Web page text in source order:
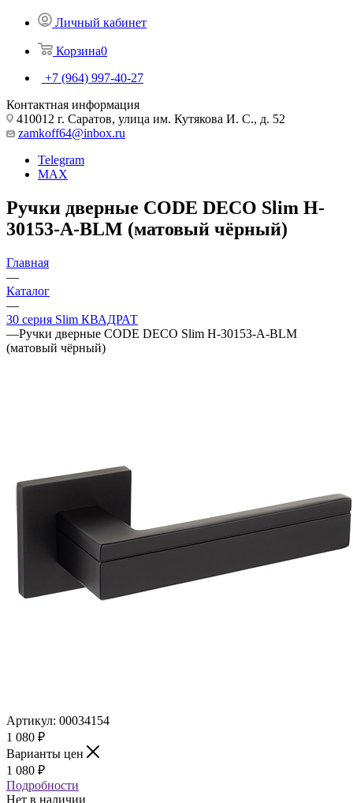
Личный кабинет
Корзина0
+7 (964) 997-40-27
Контактная информация
410012 г. Саратов, улица им. Кутякова И. С., д. 52
zamkoff64@inbox.ru
Telegram
MAX
Ручки дверные CODE DECO Slim H-
30153-A-BLM (матовый чёрный)
Главная
—
Каталог
—
30 серия Slim КВАДРАТ
—Ручки дверные CODE DECO Slim H-30153-A-BLM
(матовый чёрный)
Артикул: 00034154
1 080 ₽
Варианты цен
1 080 ₽
Подробности
Нет в наличии